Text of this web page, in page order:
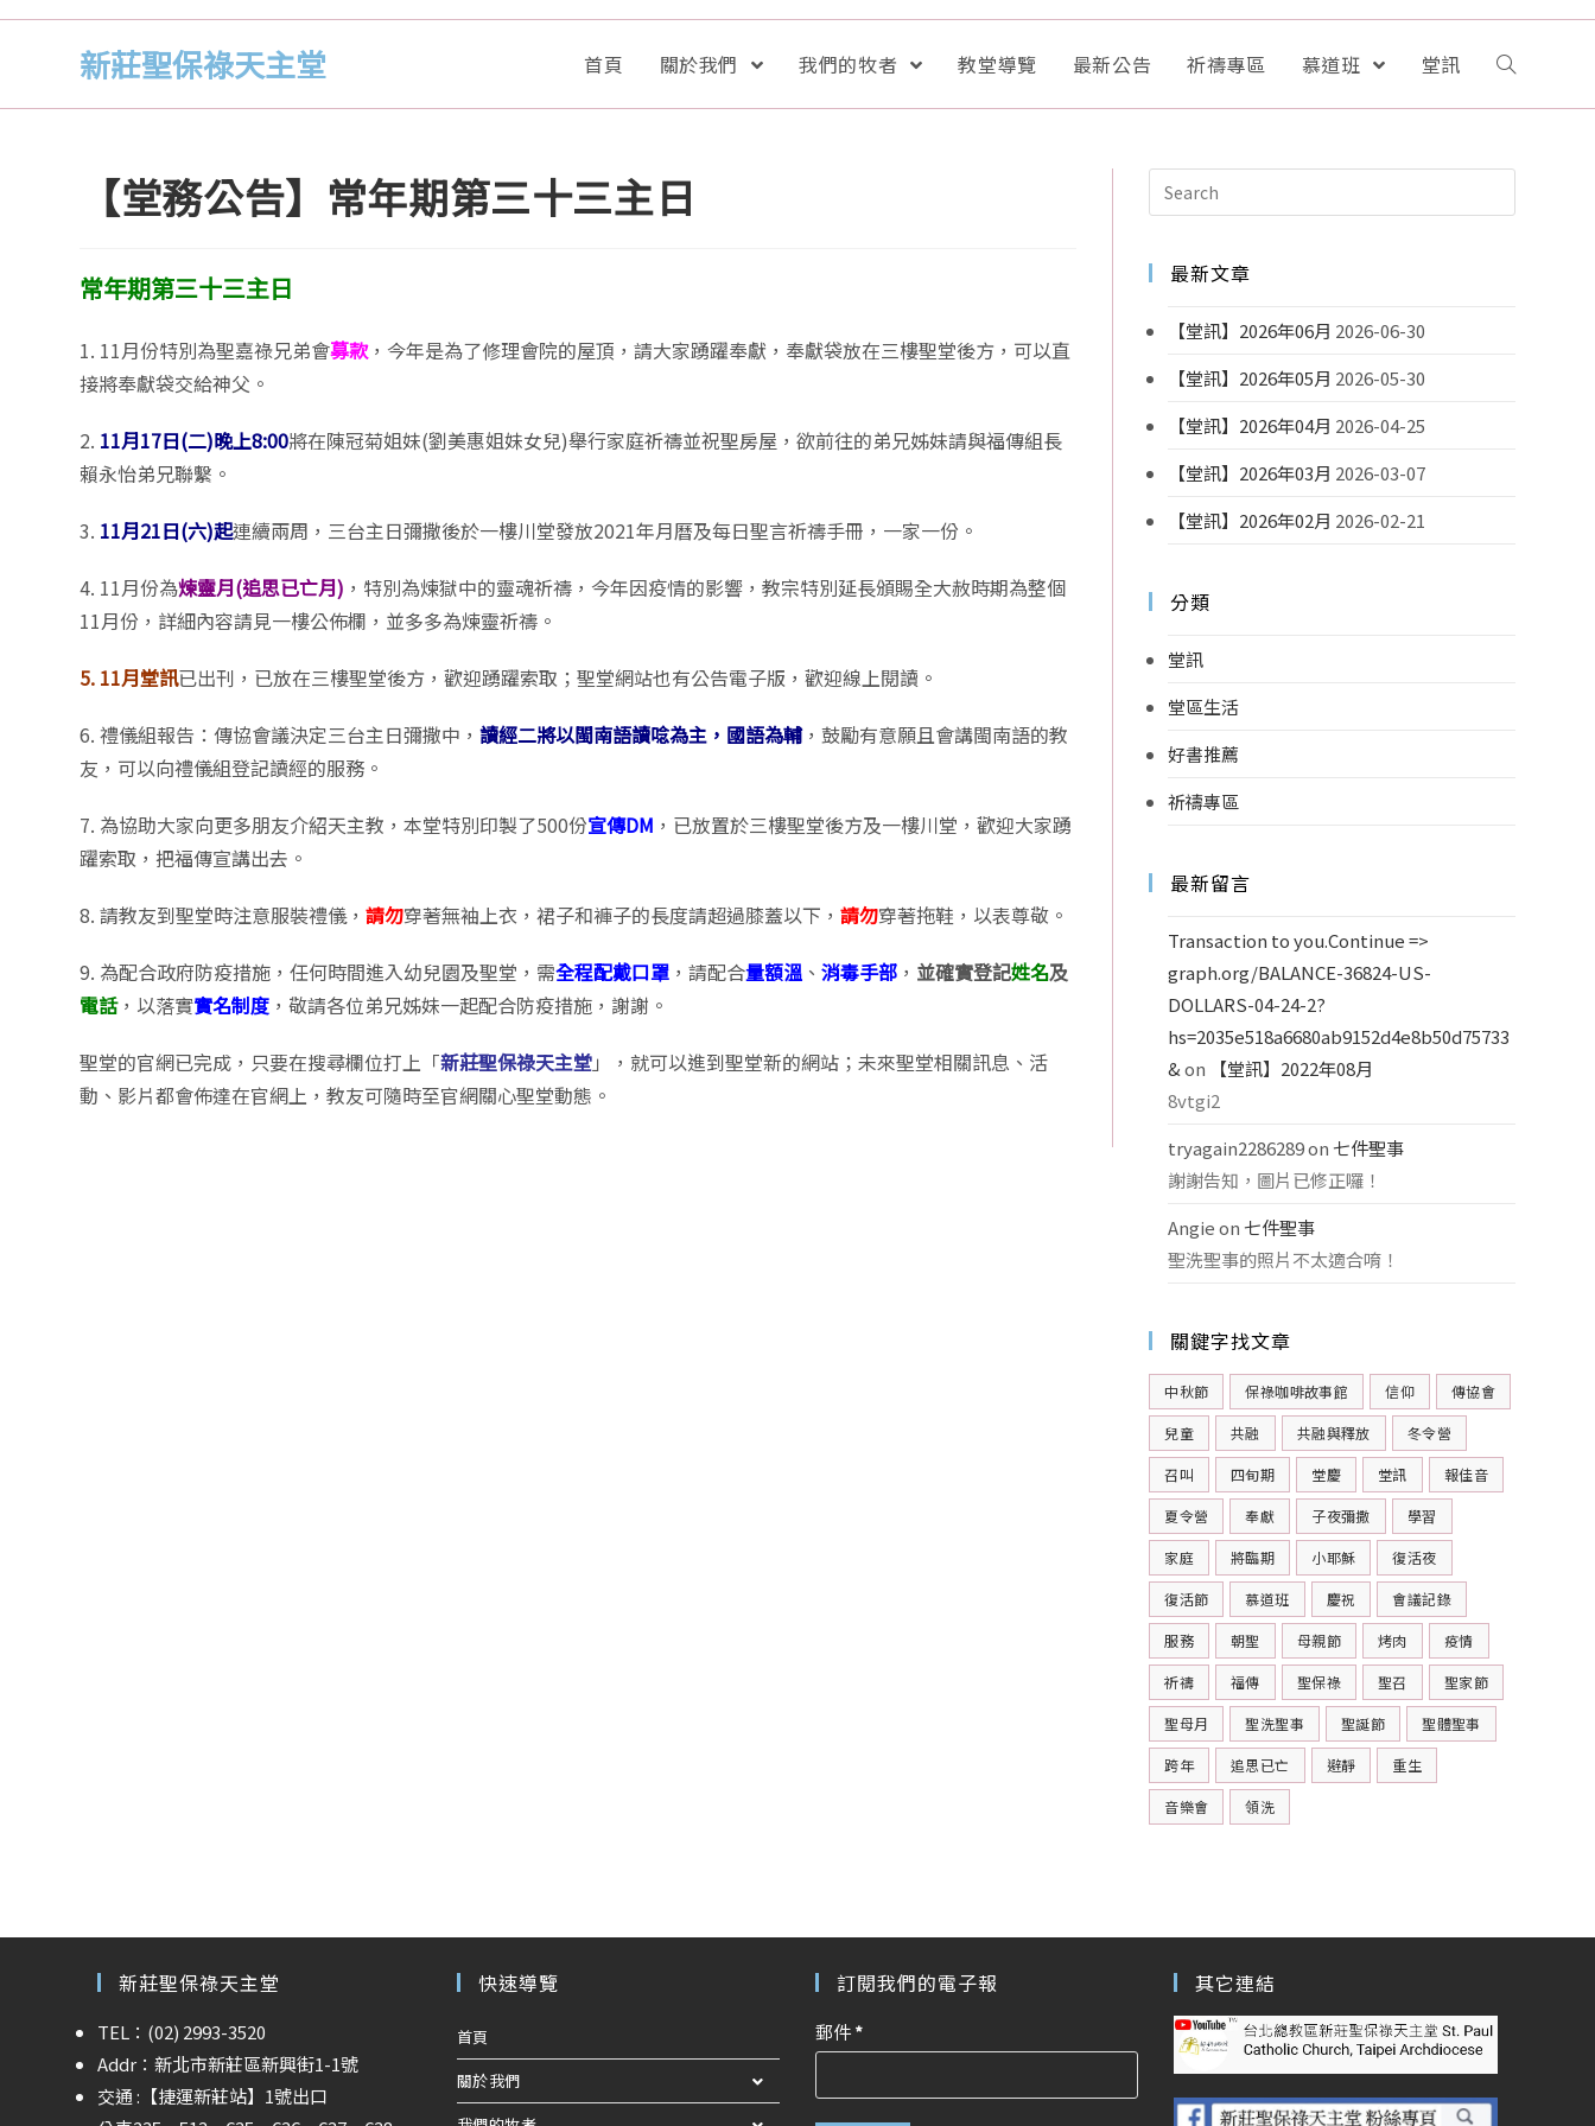
新莊聖保祿天主堂 首頁 關於我們 我們的牧者 教堂導覽 最新公告 祈禱專區 慕道班 堂訊
【堂務公告】常年期第三十三主日
常年期第三十三主日
1. 11月份特別為聖嘉祿兄弟會募款，今年是為了修理會院的屋頂，請大家踴躍奉獻，奉獻袋放在三樓聖堂後方，可以直
接將奉獻袋交給神父。
2. 11月17日(二)晚上8:00將在陳冠菊姐妹(劉美惠姐妹女兒)舉行家庭祈禱並祝聖房屋，欲前往的弟兄姊妹請與福傳組長
賴永怡弟兄聯繫。
3. 11月21日(六)起連續兩周，三台主日彌撒後於一樓川堂發放2021年月曆及每日聖言祈禱手冊，一家一份。
4. 11月份為煉靈月(追思已亡月) ，特別為煉獄中的靈魂祈禱，今年因疫情的影響，教宗特別延長頒賜全大赦時期為整個
11月份，詳細內容請見一樓公佈欄，並多多為煉靈祈禱。
5. 11月堂訊已出刊，已放在三樓聖堂後方，歡迎踴躍索取；聖堂網站也有公告電子版，歡迎線上閱讀。
6. 禮儀組報告：傳協會議決定三台主日彌撒中，讀經二將以閩南語讀唸為主 ，國語為輔，鼓勵有意願且會講閩南語的教
友，可以向禮儀組登記讀經的服務。
7. 為協助大家向更多朋友介紹天主教，本堂特別印製了500份宣傳DM ，已放置於三樓聖堂後方及一樓川堂，歡迎大家踴
躍索取，把福傳宣講出去。
8. 請教友到聖堂時注意服裝禮儀，請勿穿著無袖上衣，裙子和褲子的長度請超過膝蓋以下，請勿穿著拖鞋，以表尊敬。
9. 為配合政府防疫措施，任何時間進入幼兒園及聖堂，需全程配戴口罩 ，請配合量額溫 、消毒手部 ， 並確實登記姓名及
電話，以落實實名制度 ，敬請各位弟兄姊妹一起配合防疫措施，謝謝。
聖堂的官網已完成，只要在搜尋欄位打上「新莊聖保祿天主堂」，就可以進到聖堂新的網站；未來聖堂相關訊息、活
動、影片都會佈達在官網上，教友可隨時至官網關心聖堂動態。
最新文章
【堂訊】2026年06月 2026-06-30
【堂訊】2026年05月 2026-05-30
【堂訊】2026年04月 2026-04-25
【堂訊】2026年03月 2026-03-07
【堂訊】2026年02月 2026-02-21
分類
堂訊
堂區生活
好書推薦
祈禱專區
最新留言
Transaction to you.Continue =>
graph.org/BALANCE-36824-US-
DOLLARS-04-24-2?
hs=2035e518a6680ab9152d4e8b50d75733
&on
【堂訊】2022年08月
8vtgi2
tryagain2286289on七件聖事
謝謝告知，圖片已修正囉！
Angieon七件聖事
聖洗聖事的照片不太適合唷！
關鍵字找文章
中秋節 保祿咖啡故事館 信仰 傳協會
兒童 共融 共融與釋放 冬令營
召叫 四旬期 堂慶 堂訊 報佳音
夏令營 奉獻 子夜彌撒 學習
家庭 將臨期 小耶穌 復活夜
復活節 慕道班 慶祝 會議記錄
服務 朝聖 母親節 烤肉 疫情
祈禱 福傳 聖保祿 聖召 聖家節
聖母月 聖洗聖事 聖誕節 聖體聖事
跨年 追思已亡 避靜 重生
音樂會 領洗
新莊聖保祿天主堂
TEL：(02) 2993-3520
Addr：新北市新莊區新興街1-1號
交通 : 【捷運新莊站】 1號出口
快速導覽
首頁
關於我們
訂閱我們的電子報
郵件*
其它連結